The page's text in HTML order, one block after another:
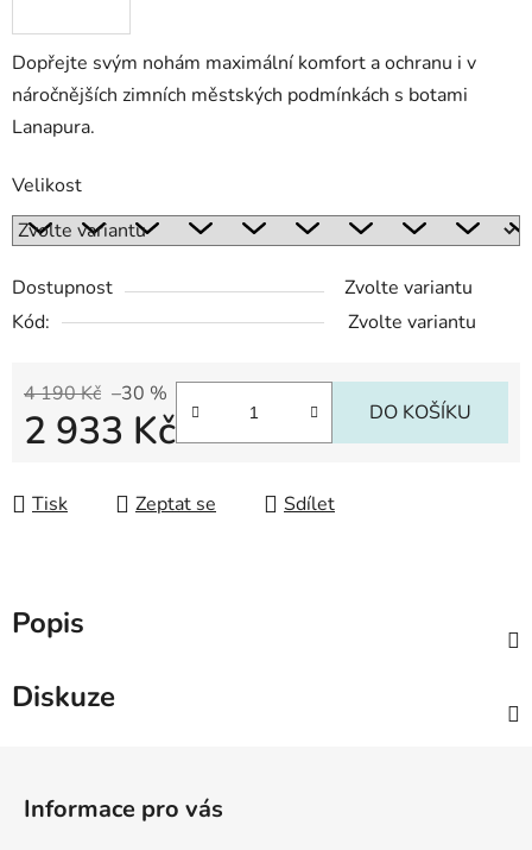
Dopřejte svým nohám maximální komfort a ochranu i v
náročnějších zimních městských podmínkách s botami
Lanapura.
Velikost
Dostupnost
Zvolte variantu
Kód:
Zvolte variantu
4 190 Kč –30 %
2 933 Kč DO KOŠÍKU
Tisk Zeptat se Sdílet
Popis
Diskuze
Informace pro vás